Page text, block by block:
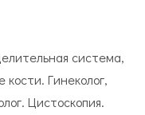
система,
Гинеколог,
Цистоскопия.